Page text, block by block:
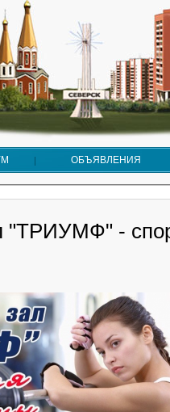
ОБЪЯВЛЕНИЯ
"ТРИУМФ" -